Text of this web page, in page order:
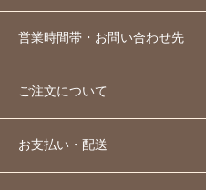
営業時間帯・お問い合わせ先
ご注文について
お支払い・配送